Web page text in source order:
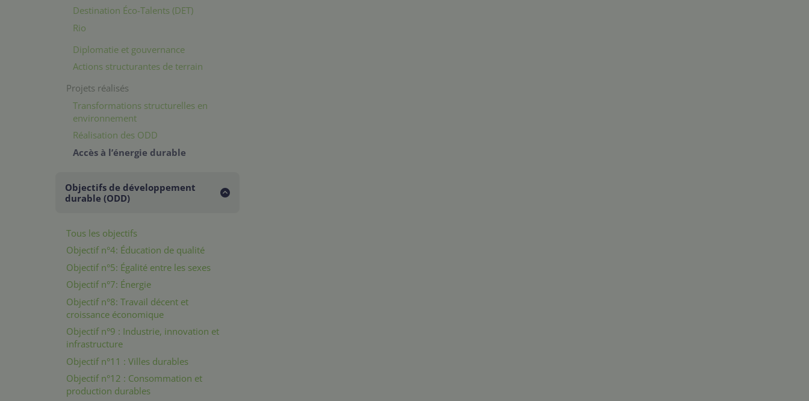
Destination Éco-Talents (DET)
Rio
Diplomatie et gouvernance
Actions structurantes de terrain
Projets réalisés
Transformations structurelles en
environnement
Réalisation des ODD
Accès à l’énergie durable
Objectifs de développement
durable (ODD)
Tous les objectifs
Objectif n°4: Éducation de qualité
Objectif n°5: Égalité entre les sexes
Objectif n°7: Énergie
Objectif n°8: Travail décent et
croissance économique
Objectif n°9 : Industrie, innovation et
infrastructure
Objectif n°11 : Villes durables
Objectif n°12 : Consommation et
production durables